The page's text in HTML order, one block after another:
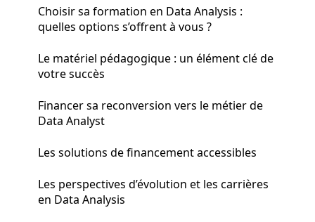
Choisir sa formation en Data Analysis :
quelles options s’offrent à vous ?
Le matériel pédagogique : un élément clé de
votre succès
Financer sa reconversion vers le métier de
Data Analyst
Les solutions de financement accessibles
Les perspectives d’évolution et les carrières
en Data Analysis